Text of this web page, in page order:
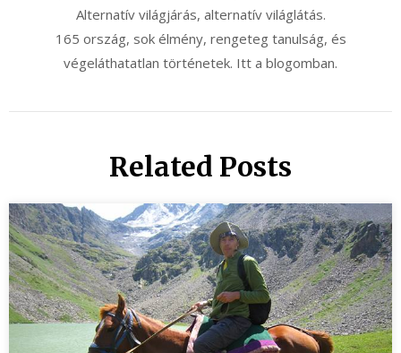
Alternatív világjárás, alternatív világlátás.
165 ország, sok élmény, rengeteg tanulság, és
végeláthatatlan történetek. Itt a blogomban.
Related Posts